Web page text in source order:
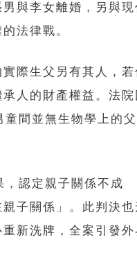
與李女離婚，另與現
法律戰。
際生父另有其人，若
人的財產權益。法院
間並無生物學上的父
認定親子關係不成
子關係」。此判決也
新洗牌，全案引發外